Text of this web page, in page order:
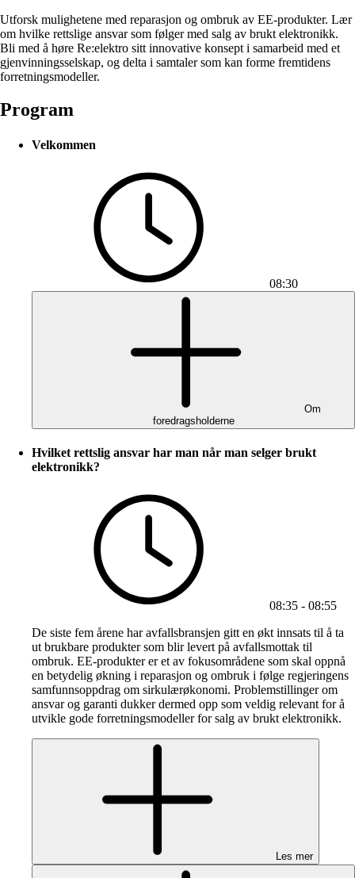
Utforsk mulighetene med reparasjon og ombruk av EE-produkter. Lær
om hvilke rettslige ansvar som følger med salg av brukt elektronikk.
Bli med å høre Re:elektro sitt innovative konsept i samarbeid med et
gjenvinningsselskap, og delta i samtaler som kan forme fremtidens
forretningsmodeller.
Program
Velkommen
08:30
Om
foredragsholderne
Hvilket rettslig ansvar har man når man selger brukt
elektronikk?
08:35 - 08:55
De siste fem årene har avfallsbransjen gitt en økt innsats til å ta
ut brukbare produkter som blir levert på avfallsmottak til
ombruk. EE-produkter er et av fokusområdene som skal oppnå
en betydelig økning i reparasjon og ombruk i følge regjeringens
samfunnsoppdrag om sirkulærøkonomi. Problemstillinger om
ansvar og garanti dukker dermed opp som veldig relevant for å
utvikle gode forretningsmodeller for salg av brukt elektronikk.
Les mer